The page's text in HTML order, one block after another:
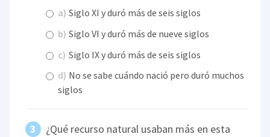
a) Siglo XI y duró más de seis siglos
b) Siglo VI y duró más de nueve siglos
c) Siglo IX y duró más de seis siglos
d) No se sabe cuándo nació pero duró muchos
siglos
¿Qué recurso natural usaban más en esta